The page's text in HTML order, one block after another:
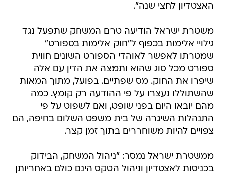
האצטדיון לחצי שנה".
משטרת ישראל הודיעה טרם המשחק שתפעל נגד
גילויי אלימות בכפוף ל"חוק אלימות בספורט"
שמטרתו לאפשר לאוהדי הספורט השונים חווית
ספורט מכל סוג שהוא ותמצה את הדין עם אלה
שיפרו את החוק. מס שפתיים. בפועל, מתוך המאות
שהשתוללו נעצרו על פי ההודעה רק קומץ. כמה
מהם יובאו היום בפני שופט, ואם לשפוט על פי
התנהלות השיגרה של בית משפט השלום בחיפה, הם
צפויים להיות משוחררים בתוך זמן קצר.
ממשטרת ישראל נמסר: "ניהול המשחק, הבידוק
בכניסות לאצטדיון וניהול הטקס הינם כולם באחריותן